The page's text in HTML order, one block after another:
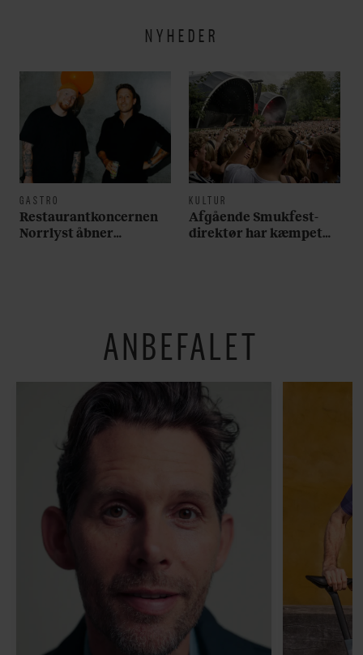
NYHEDER
GASTRO
Restaurantkoncernen
Norrlyst åbner
KULTUR
Afgående Smukfest-
direktør har kæmpet
ANBEFALET